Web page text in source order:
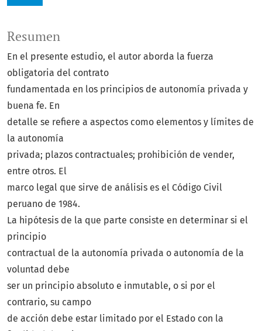
Resumen
En el presente estudio, el autor aborda la fuerza
obligatoria del contrato
fundamentada en los principios de autonomía privada y
buena fe. En
detalle se refiere a aspectos como elementos y límites de
la autonomía
privada; plazos contractuales; prohibición de vender,
entre otros. El
marco legal que sirve de análisis es el Código Civil
peruano de 1984.
La hipótesis de la que parte consiste en determinar si el
principio
contractual de la autonomía privada o autonomía de la
voluntad debe
ser un principio absoluto e inmutable, o si por el
contrario, su campo
de acción debe estar limitado por el Estado con la